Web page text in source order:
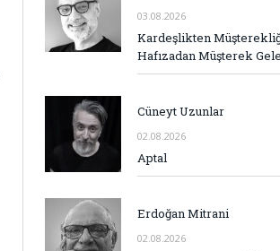
03.08.2026
Kardeşlikten
Hafızadan Müşterek
Cüneyt Uzunlar
02.08.2026
Aptal
Erdoğan Mitrani
02.08.2026